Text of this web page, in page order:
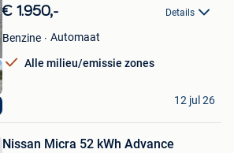
€ 1.950,- Details
Benzine Automaat
Alle milieu/emissie zones
12 jul 26
Nissan Micra 52 kWh Advance